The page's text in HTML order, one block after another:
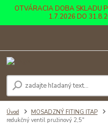
OTVÁRACIA DOBA SKLADU
1.7.2026 DO
Úvod MOSADZNÝ FITING ITAP
redukčný ventil pružinový 2,5"